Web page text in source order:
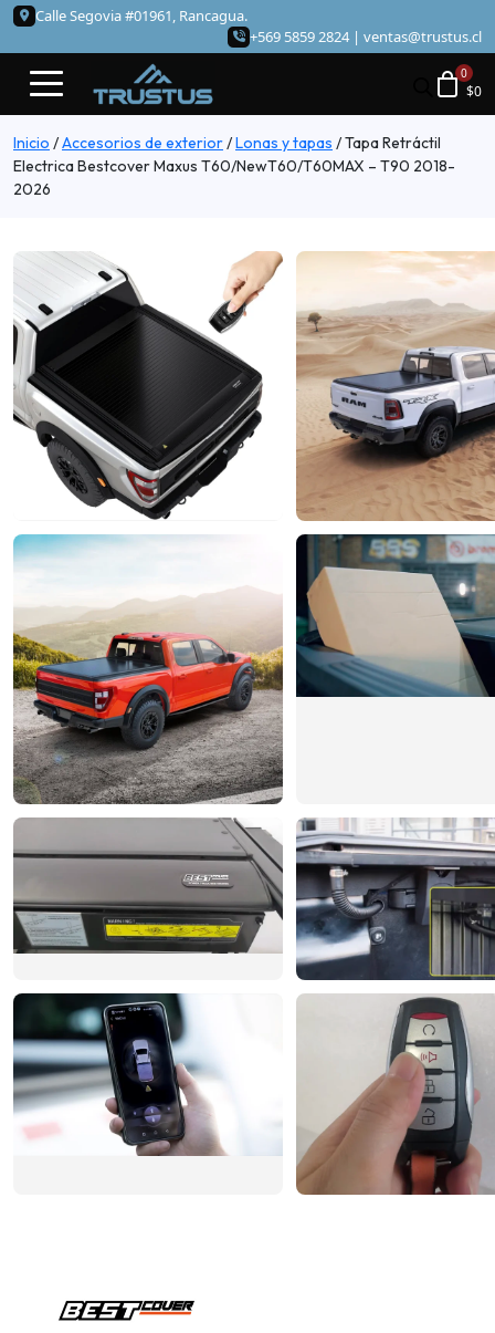
Calle Segovia #01961, Rancagua.
+569 5859 2824 | ventas@trustus.cl
$0
Inicio /Accesorios de exterior/Lonas y tapas /Tapa Retráctil
Electrica Bestcover Maxus T60/NewT60/T60MAX – T90 2018-
2026